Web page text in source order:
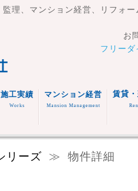
理、マンション経営、リフォ
お
フリーダ
施工実績
Works
宅
ョン
(木造・
宅
建売住
福祉施
マンション経営
Mansion Management
賃貸
リーズ ≫ 物件詳細